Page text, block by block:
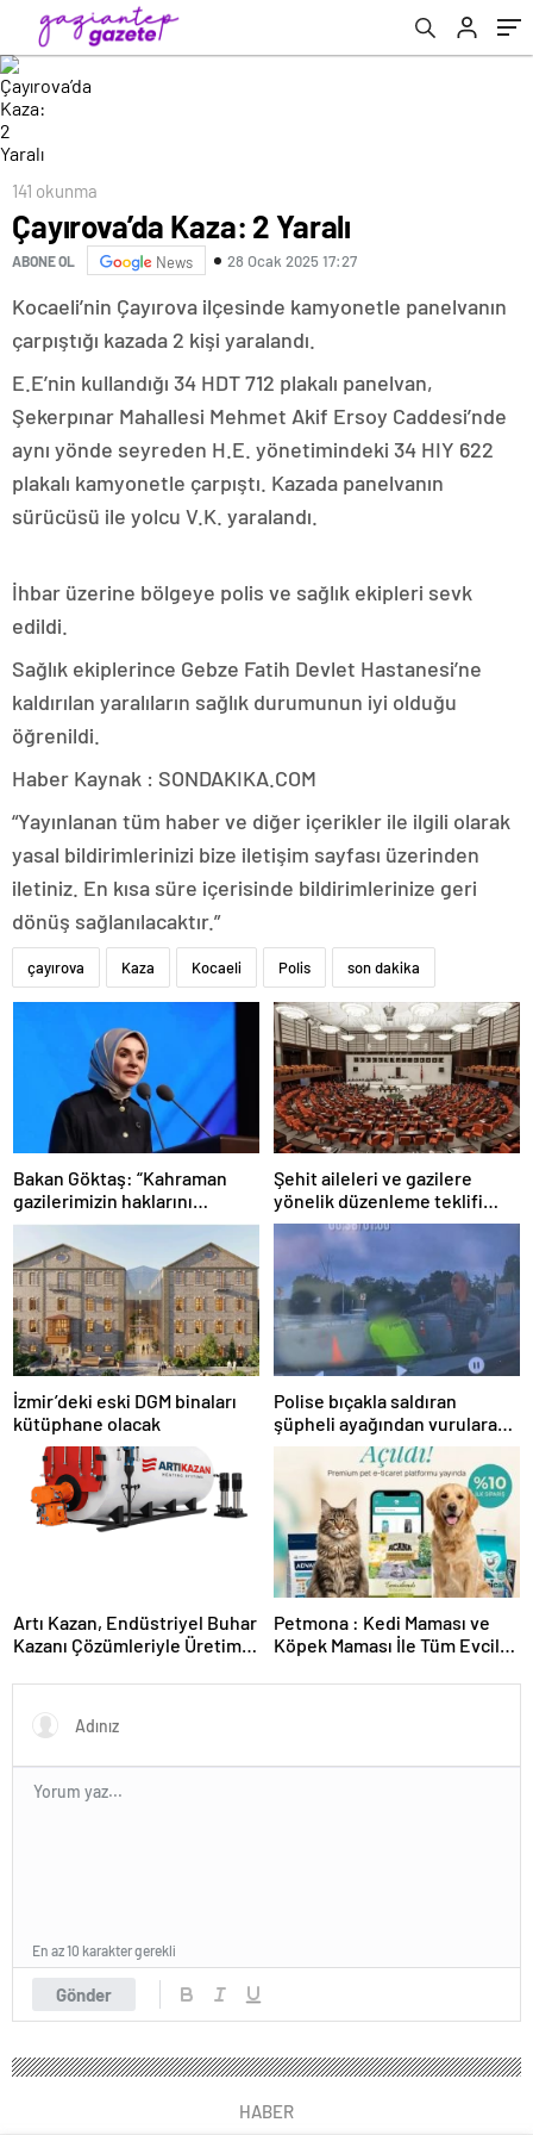
141 okunma
Çayırova’da Kaza: 2 Yaralı
ABONE OL News 28 Ocak 2025 17:27
Kocaeli’nin Çayırova ilçesinde kamyonetle panelvanın
çarpıştığı kazada 2 kişi yaralandı.
E.E’nin kullandığı 34 HDT 712 plakalı panelvan,
Şekerpınar Mahallesi Mehmet Akif Ersoy Caddesi’nde
aynı yönde seyreden H.E. yönetimindeki 34 HIY 622
plakalı kamyonetle çarpıştı. Kazada panelvanın
sürücüsü ile yolcu V.K. yaralandı.
İhbar üzerine bölgeye polis ve sağlık ekipleri sevk
edildi.
Sağlık ekiplerince Gebze Fatih Devlet Hastanesi’ne
kaldırılan yaralıların sağlık durumunun iyi olduğu
öğrenildi.
Haber Kaynak : SONDAKIKA.COM
“Yayınlanan tüm haber ve diğer içerikler ile ilgili olarak
yasal bildirimlerinizi bize iletişim sayfası üzerinden
iletiniz. En kısa süre içerisinde bildirimlerinize geri
dönüş sağlanılacaktır.”
çayırova Kaza Kocaeli Polis son dakika
Bakan Göktaş: “Kahraman
gazilerimizin haklarını
güçlendiren yeni bir dönemin
kapılarını aralıyoruz”
Şehit aileleri ve gazilere
yönelik düzenleme teklifi
Meclis’te kabul edildi
İzmir’deki eski DGM binaları
kütüphane olacak
Polise bıçakla saldıran
şüpheli ayağından vurularak
Artı Kazan, Endüstriyel Buhar
Kazanı Çözümleriyle Üretim
Sunuyor
Petmona : Kedi Maması ve
Köpek Maması İle Tüm Evcil
Gönder
En az 10 karakter gerekli
HABER